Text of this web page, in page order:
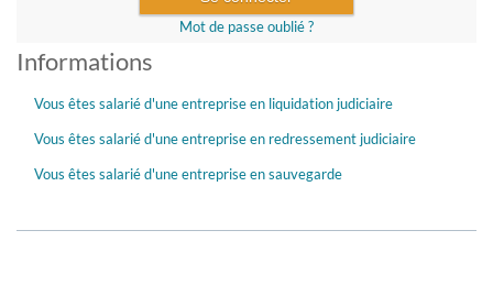
Mot de passe oublié ?
Informations
Vous êtes salarié d'une entreprise en liquidation judiciaire
Vous êtes salarié d'une entreprise en redressement judiciaire
Vous êtes salarié d'une entreprise en sauvegarde